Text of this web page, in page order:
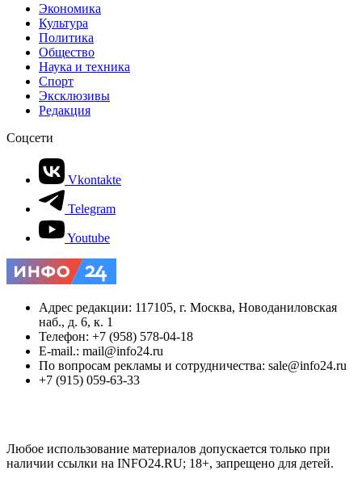
Экономика
Культура
Политика
Общество
Наука и техника
Спорт
Эксклюзивы
Редакция
Соцсети
Vkontakte
Telegram
Youtube
Адрес редакции: 117105, г. Москва, Новоданиловская
наб., д. 6, к. 1
Телефон: +7 (958) 578-04-18
E-mail.: mail@info24.ru
По вопросам рекламы и сотрудничества: sale@info24.ru
+7 (915) 059-63-33
Любое использование материалов допускается только при
наличии ссылки на INFO24.RU; 18+, запрещено для детей.